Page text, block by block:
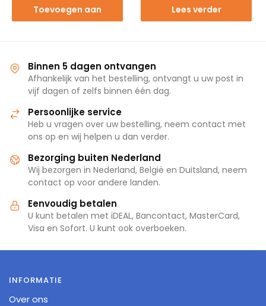
Toevoegen aan
Lees verder
Binnen 5 dagen ontvangen
Afhankelijk van het bestelling, ontvangt u uw post in
vijf dagen of zelfs binnen één dag.
Persoonlijke service
Heb u vragen over uw bestelling, neem contact met
ons op en wij helpen u dan verder.
Bezorging buiten Nederland
Wij bezorgen in Nederland, België en Duitsland, neem
contact op voor andere landen.
Eenvoudig betalen
U kunt betalen met iDEAL, Bancontact, MasterCard,
Visa en Sofort. U kunt ook overboeken.
INFORMATIE
Over ons